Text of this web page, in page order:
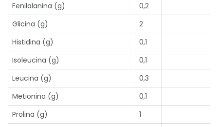
Fenilalanina (g)
0,2
Glicina (g)
2
Histidina (g)
0,1
Isoleucina (g)
0,1
Leucina (g)
0,3
Metionina (g)
0,1
Prolina (g)
1